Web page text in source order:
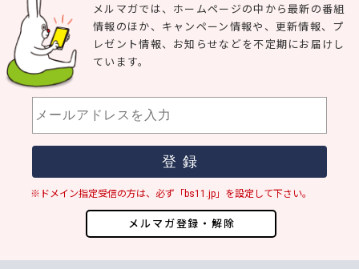
メルマガ登録・解除
メルマガでは、ホームページの中から最新の番組
情報のほか、キャンペーン情報や、更新情報、プ
レゼント情報、お知らせなどを不定期にお届けし
ています。
※ドメイン指定受信の方は、必ず「bs11.jp」を設定して下さい。